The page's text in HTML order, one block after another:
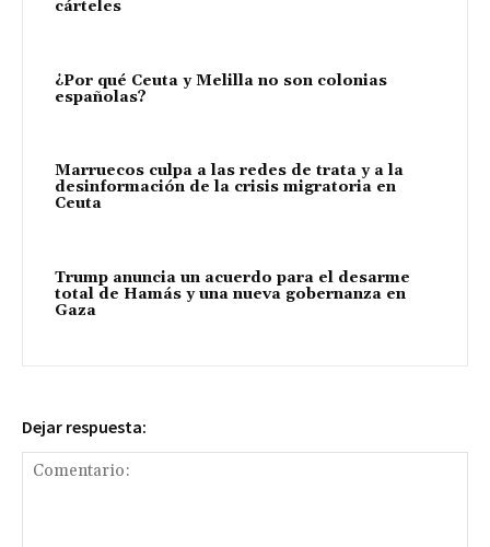
cárteles
¿Por qué Ceuta y Melilla no son colonias
españolas?
Marruecos culpa a las redes de trata y a la
desinformación de la crisis migratoria en
Ceuta
Trump anuncia un acuerdo para el desarme
total de Hamás y una nueva gobernanza en
Gaza
Dejar respuesta: